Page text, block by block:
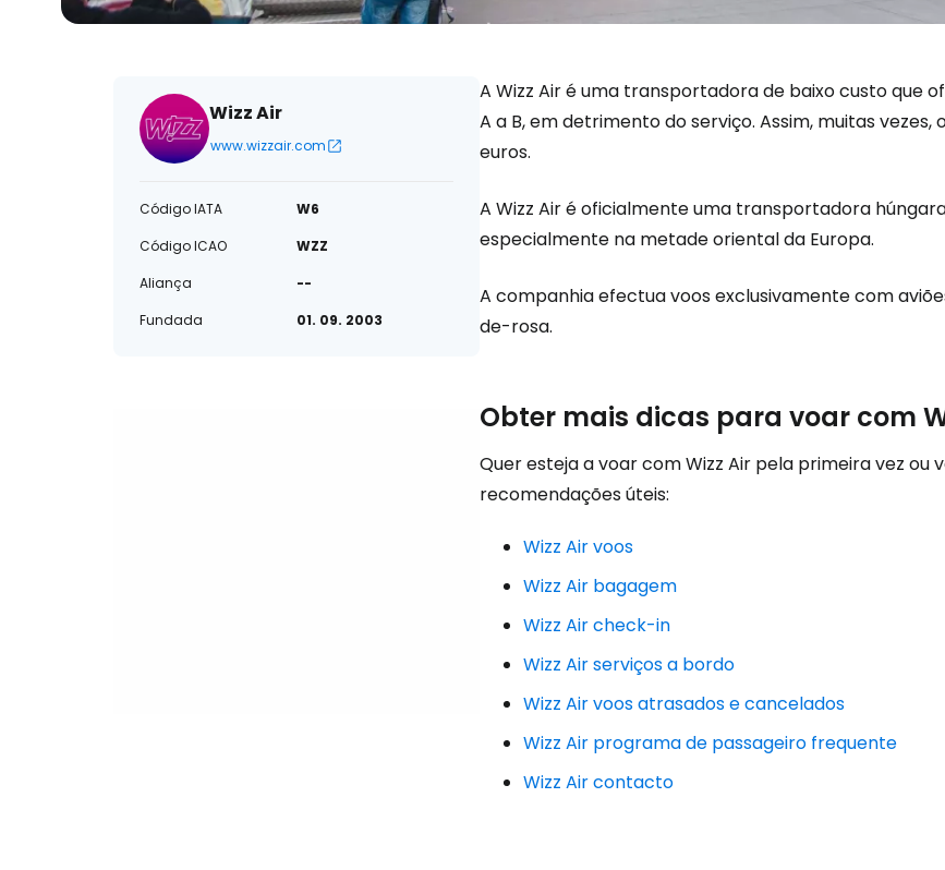
Wizz Air
www.wizzair.com
Código IATA
W6
Código ICAO
WZZ
Aliança
--
Fundada
01. 09. 2003
A Wizz Air é uma transportadora de baixo custo que
A a B, em detrimento do serviço. Assim, muitas
euros.
A Wizz Air é oficialmente uma transportadora
especialmente na metade oriental da Europa.
A companhia efectua voos exclusivamente com
de-rosa.
Obter mais dicas para voar com
Quer esteja a voar com Wizz Air pela primeira vez ou
recomendações úteis:
Wizz Air voos
Wizz Air bagagem
Wizz Air check-in
Wizz Air serviços a bordo
Wizz Air voos atrasados e cancelados
Wizz Air programa de passageiro frequente
Wizz Air contacto